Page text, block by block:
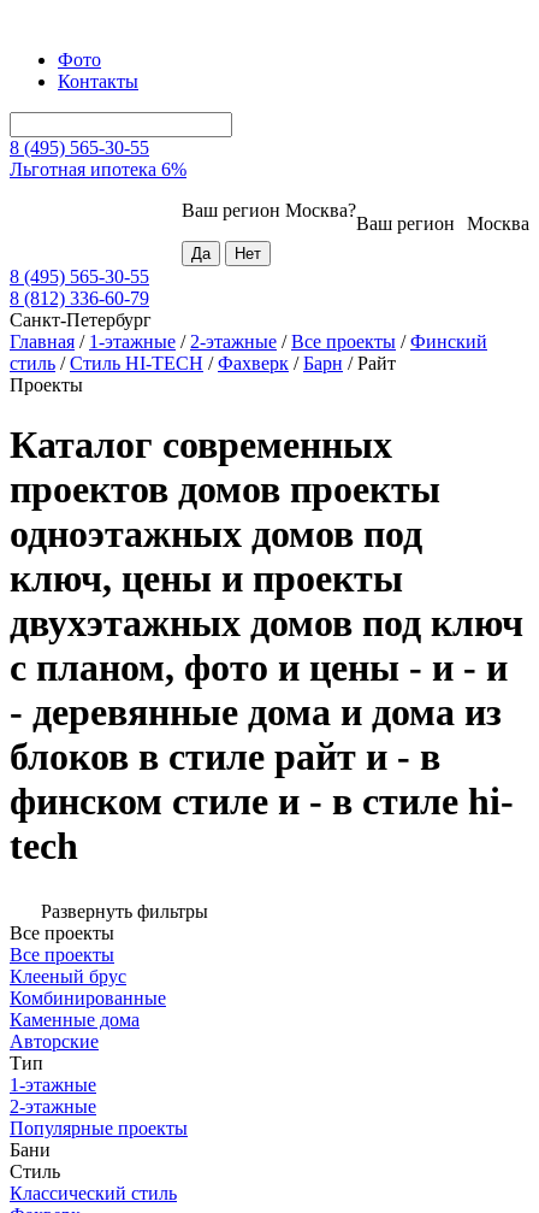
Фото
Контакты
8 (495) 565-30-55
Льготная ипотека 6%
Москва
Ваш регион
Ваш регион Москва?
8 (495) 565-30-55
8 (812) 336-60-79
Санкт-Петербург
Главная / 1-этажные / 2-этажные /Все проекты /Финский
стиль /Стиль HI-TECH /Фахверк /Барн /Райт
Проекты
Каталог современных
проектов домов проекты
одноэтажных домов под
ключ, цены и проекты
двухэтажных домов под ключ
с планом, фото и цены - и - и
- деревянные дома и дома из
блоков в стиле райт и - в
финском стиле и - в стиле hi-
tech
Развернуть фильтры
Все проекты
Все проекты
Клееный брус
Комбинированные
Каменные дома
Авторские
Тип
1-этажные
2-этажные
Популярные проекты
Бани
Стиль
Классический стиль